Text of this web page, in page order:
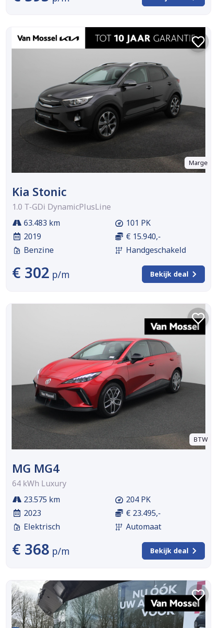
Marge
Kia Stonic
1.0 T-GDi DynamicPlusLine
63.483 km
2019
Benzine
101 PK
€ 15.940,-
Handgeschakeld
€ 302 p/m Bekijk deal
BTW
MG MG4
64 kWh Luxury
23.575 km
2023
Elektrisch
204 PK
€ 23.495,-
Automaat
€ 368 p/m Bekijk deal